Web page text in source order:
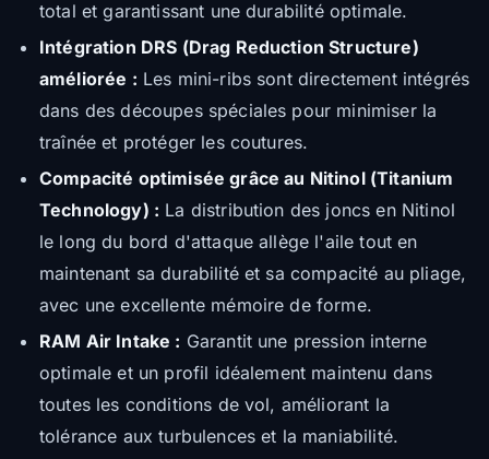
total et garantissant une durabilité optimale.
Intégration DRS (Drag Reduction Structure)
améliorée : Les mini-ribs sont directement intégrés
dans des découpes spéciales pour minimiser la
traînée et protéger les coutures.
Compacité optimisée grâce au Nitinol (Titanium
Technology) : La distribution des joncs en Nitinol
le long du bord d'attaque allège l'aile tout en
maintenant sa durabilité et sa compacité au pliage,
avec une excellente mémoire de forme.
RAM Air Intake : Garantit une pression interne
optimale et un profil idéalement maintenu dans
toutes les conditions de vol, améliorant la
tolérance aux turbulences et la maniabilité.